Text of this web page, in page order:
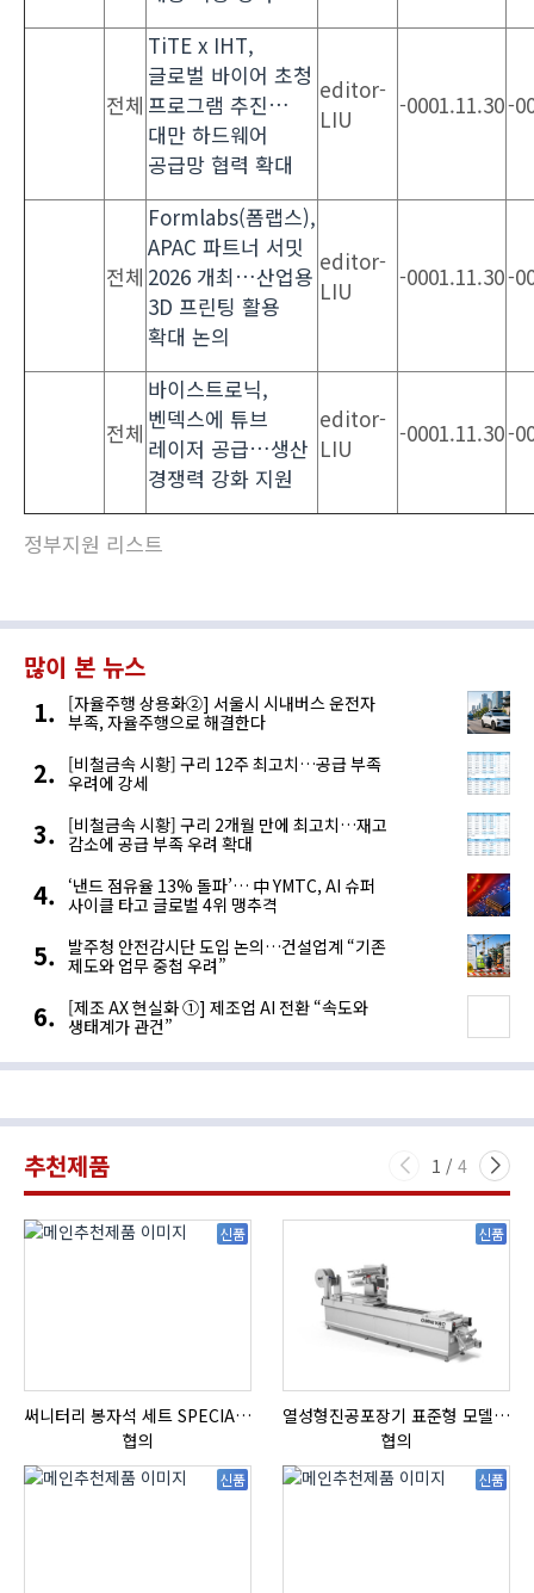
정부지원 리스트
전체
TiTE x IHT,
글로벌 바이어 초청
프로그램 추진…
대만 하드웨어
공급망 협력 확대
editor-
LIU
-0001.11.30-
전체
Formlabs(폼랩스),
APAC 파트너 서밋
2026 개최…산업용
3D 프린팅 활용
확대 논의
editor-
LIU
-0001.11.30-
전체
바이스트로닉,
벤덱스에 튜브
레이저 공급…생산
경쟁력 강화 지원
editor-
LIU
-0001.11.30-
많이 본 뉴스
[자율주행 상용화②] 서울시 시내버스 운전자
부족, 자율주행으로 해결한다
[비철금속 시황] 구리 12주 최고치…공급 부족
우려에 강세
[비철금속 시황] 구리 2개월 만에 최고치…재고
감소에 공급 부족 우려 확대
‘낸드 점유율 13% 돌파’… 中 YMTC, AI 슈퍼
사이클 타고 글로벌 4위 맹추격
발주청 안전감시단 도입 논의…건설업계 “기존
제도와 업무 중첩 우려”
[제조 AX 현실화 ①] 제조업 AI 전환 “속도와
생태계가 관건”
추천제품 1 / 4
신품
써니터리 봉자석 세트 SPECIAL , 봉자석 , 자석봉 , 호퍼용자석 , 전자석
협의
신품
열성형진공포장기 표준형 모델 OMNIVAC S-200
협의
신품 신품